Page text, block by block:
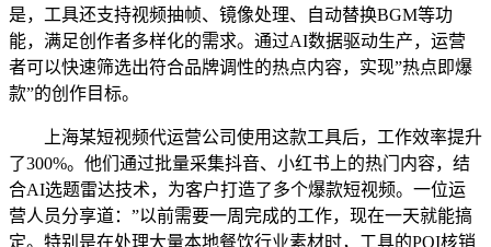
是，工具还支持视频抽帧、镜像处理、自动替换BGM等功
能，满足创作者多样化的需求。通过AI数据驱动生产，运营
者可以快速筛选出符合品牌调性的热点内容，实现”热点即爆
款”的创作目标。
上海某短视频代运营公司使用这款工具后，工作效率提升
了300%。他们通过批量采集抖音、小红书上的热门内容，结
合AI选题雷达技术，为客户打造了多个爆款短视频。一位运
营人员分享道：”以前需要一周完成的工作，现在一天就能搞
定。特别是在处理大量本地餐饮行业素材时，工具的POI核销